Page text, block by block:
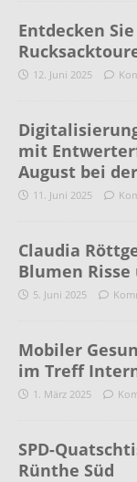
Entdecken
12. Juni 2025
mit
August bei
11. Juni 2025
Claudia
Blumen
5. Juni 2025
Mobiler
im Treff
1. März 2025
SPD-
Rünthe Süd